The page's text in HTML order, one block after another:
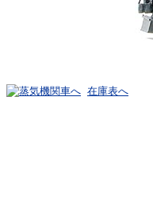
在庫表へ